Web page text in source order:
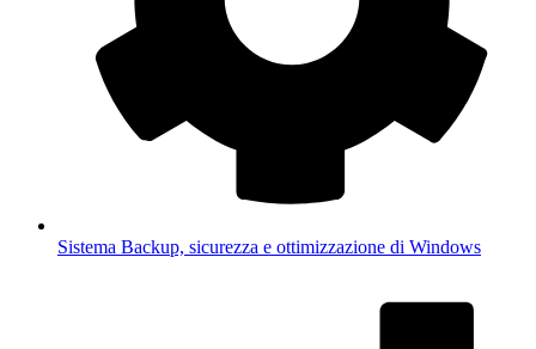
Sistema Backup, sicurezza e ottimizzazione di Windows